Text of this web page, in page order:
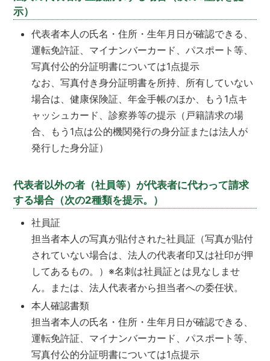
示）
代表者本人の氏名・住所・生年月日が確認できる、
運転免許証、マイナンバーカード、パスポート等、
写真付公的分証明書については1点提示
なお、写真付き身分証明書を所持、所有していない
場合は、健康保険証、年金手帳のほか、もう1点キ
ャッシュカード、診察券等の提示（戸籍請求の場
合、もう1点は公的機関発行の身分証または法人が
発行した身分証）
代表者以外の者（社員等）が代表者に代わって請求
する場合（次の2種類を提示。）
社員証
担当者本人の写真が貼付された社員証（写真が貼付
されていない場合は、法人の代表者印又は社印が押
してあるもの。）※名刺は社員証とは見なしませ
ん。または、法人代表者から担当者への委任状。
本人確認書類
担当者本人の氏名・住所・生年月日が確認できる、
運転免許証、マイナンバーカード、パスポート等、
写真付公的分証明書については1点提示